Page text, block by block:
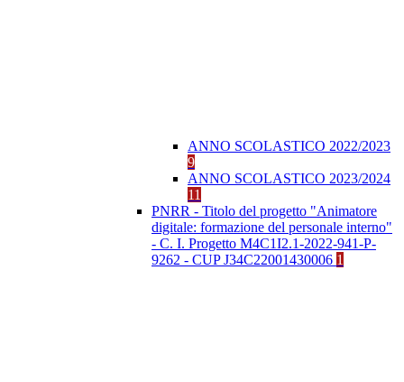
ANNO SCOLASTICO 2022/2023
9
ANNO SCOLASTICO 2023/2024
11
PNRR - Titolo del progetto "Animatore
digitale: formazione del personale interno"
- C. I. Progetto M4C1I2.1-2022-941-P-
9262 - CUP J34C22001430006 1